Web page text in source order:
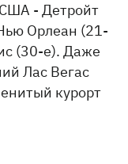
- Детройт
Орлеан (21-
(30-е). Даже
Лас Вегас
курорт